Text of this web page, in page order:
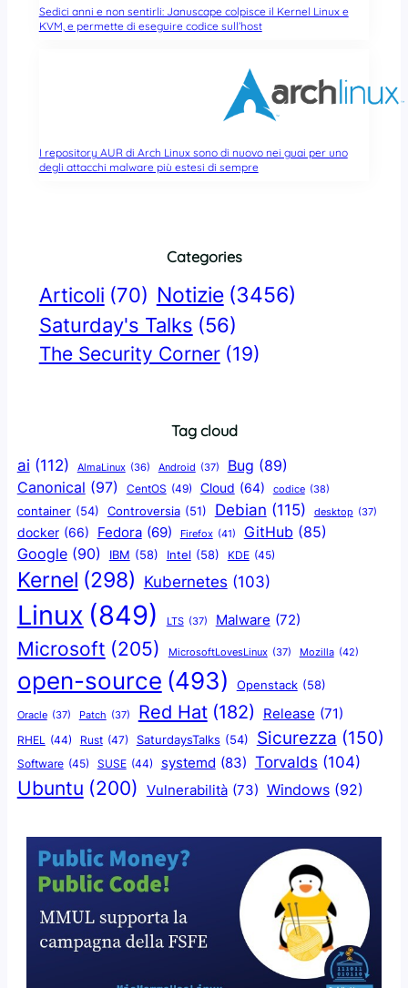
Sedici anni e non sentirli: Januscape colpisce il Kernel Linux e
KVM, e permette di eseguire codice sull’host
I repository AUR di Arch Linux sono di nuovo nei guai per uno
degli attacchi malware più estesi di sempre
Categories
Articoli (70) Notizie (3456)
Saturday's Talks (56)
The Security Corner (19)
Tag cloud
ai (112) AlmaLinux (36) Android (37) Bug (89)
Canonical (97) CentOS (49) Cloud (64) codice (38)
container (54) Controversia (51) Debian (115) desktop (37)
docker (66) Fedora (69) Firefox (41) GitHub (85)
Google (90) IBM (58) Intel (58) KDE (45)
Kernel (298) Kubernetes (103)
Linux (849) LTS (37) Malware (72)
Microsoft (205) MicrosoftLovesLinux (37) Mozilla (42)
open-source (493) Openstack (58)
Oracle (37) Patch (37) Red Hat (182) Release (71)
RHEL (44) Rust (47) SaturdaysTalks (54) Sicurezza (150)
Software (45) SUSE (44) systemd (83) Torvalds (104)
Ubuntu (200) Vulnerabilità (73) Windows (92)